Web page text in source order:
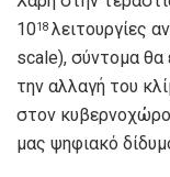
1018 λειτουργίες
scale), σύντομα θα
την αλλαγή του
στον κυβερνοχώρο
μας ψηφιακό